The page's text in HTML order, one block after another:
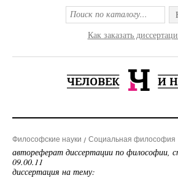
Как заказать
Философские науки Социальная философия
автореферат диссертации по философии,
09.00.11
диссертация на тему: